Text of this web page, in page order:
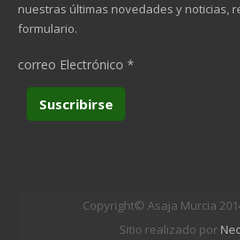
nuestras últimas novedades y noticias,
formulario.
correo Electrónico *
Copyright© Asaja Murcia
Sitio realizado por